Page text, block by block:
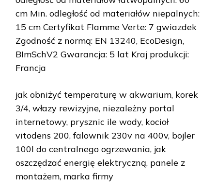
cm Min. odległość od materiałów niepalnych:
15 cm Certyfikat Flamme Verte: 7 gwiazdek
Zgodność z normą: EN 13240, EcoDesign,
BImSchV2 Gwarancja: 5 lat Kraj produkcji:
Francja
jak obniżyć temperaturę w akwarium, korek
3/4, włazy rewizyjne, niezależny portal
internetowy, prysznic ile wody, kocioł
vitodens 200, falownik 230v na 400v, bojler
100l do centralnego ogrzewania, jak
oszczędzać energię elektryczną, panele z
montażem, marka firmy